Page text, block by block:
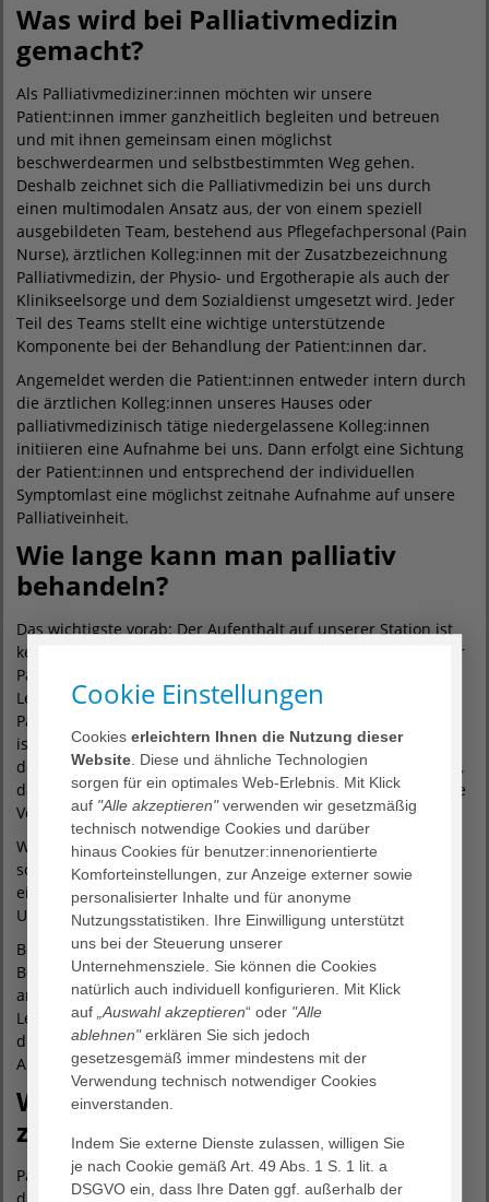
Was wird bei Palliativmedizin
gemacht?
Als Palliativmediziner:innen möchten wir unsere
Patient:innen immer ganzheitlich begleiten und betreuen
und mit ihnen gemeinsam einen möglichst
beschwerdearmen und selbstbestimmten Weg gehen.
Deshalb zeichnet sich die Palliativmedizin bei uns durch
einen multimodalen Ansatz aus, der von einem speziell
ausgebildeten Team, bestehend aus Pflegefachpersonal (Pain
Nurse), ärztlichen Kolleg:innen mit der Zusatzbezeichnung
Palliativmedizin, der Physio- und Ergotherapie als auch der
Klinikseelsorge und dem Sozialdienst umgesetzt wird. Jeder
Teil des Teams stellt eine wichtige unterstützende
Komponente bei der Behandlung der Patient:innen dar.
Angemeldet werden die Patient:innen entweder intern durch
die ärztlichen Kolleg:innen unseres Hauses oder
palliativmedizinisch tätige niedergelassene Kolleg:innen
initiieren eine Aufnahme bei uns. Dann erfolgt eine Sichtung
der Patient:innen und entsprechend der individuellen
Symptomlast eine möglichst zeitnahe Aufnahme auf unsere
Palliativeinheit.
Wie lange kann man palliativ
behandeln?
Das wichtigste vorab: Der Aufenthalt auf unserer Station ist
keine Einbahnstraße, denn wir passen uns der Reise unserer
Patient:innen an und begleiten sie ein Stück auf dem
Lebenswege. Die Verweildauer des Aufenthalts jedes:jeder
Patienten:in gestaltet sich deshalb sehr unterschiedlich. Ziel
ist es, die krankheitsbedingten Beschwerden zu lindern und
den Gesundheitszustand des Betroffenen so zu stabilisieren,
dass er wieder entlassen werden kann. Die durchschnittliche
Verweildauer liegt bei ungefähr zehn Tagen.
Wichtig für uns ist, dass wir nicht nur die Patient:innen,
sondern auch ihre An- und Zugehörigen mitbegleiten und
einbeziehen. Die Patient:innen werden mit ihrem gesamten
Umfeld erfasst und begleitet.
Bei der Entlassung besprechen wir, wie die weitere
Behandlung aussehen soll – auch im Austausch mit den
ambulanten Diensten. Dadurch bleibt ein Stück
Lebensqualität erhalten oder wird wiederhergestellt. Durch
die Möglichkeit der Mitgestaltung aller Beteiligten kann der
Autonomiewunsch berücksichtigt werden.
Wann kommt Palliativmedizin
zum Einsatz?
Palliativmedizin ist für unheilbar kranke Menschen da, bei
Cookie Einstellungen
Cookieserleichtern Ihnen die Nutzung dieser
Website . Diese und ähnliche Technologien
sorgen für ein optimales Web-Erlebnis. Mit Klick
auf "Alle akzeptieren"verwenden wir gesetzmäßig
technisch notwendige Cookies und darüber
hinaus Cookies für benutzer:innenorientierte
Komforteinstellungen, zur Anzeige externer sowie
personalisierter Inhalte und für anonyme
Nutzungsstatistiken. Ihre Einwilligung unterstützt
uns bei der Steuerung unserer
Unternehmensziele. Sie können die Cookies
natürlich auch individuell konfigurieren. Mit Klick
auf „Auswahl akzeptieren“ oder "Alle
ablehnen"erklären Sie sich jedoch
gesetzesgemäß immer mindestens mit der
Verwendung technisch notwendiger Cookies
einverstanden.
Indem Sie externe Dienste zulassen, willigen Sie
je nach Cookie gemäß Art. 49 Abs. 1 S. 1 lit. a
DSGVO ein, dass Ihre Daten ggf. außerhalb der